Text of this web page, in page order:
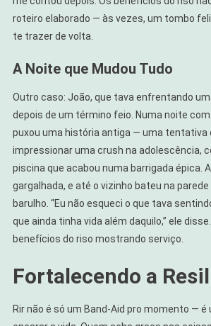
roteiro elaborado — às vezes, um tombo
te trazer de volta.
A Noite que Mudou Tudo
Outro caso: João, que tava enfrentando
depois de um término feio. Numa noite
puxou uma história antiga — uma tentativa
impressionar uma crush na adolescência,
piscina que acabou numa barrigada épica.
gargalhada, e até o vizinho bateu na
barulho. “Eu não esqueci o que tava
que ainda tinha vida além daquilo,” ele
benefícios do riso mostrando serviço.
Fortalecendo a
Rir não é só um Band-Aid pro momento — é